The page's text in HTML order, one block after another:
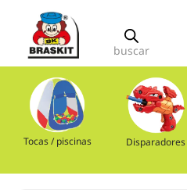
buscar
Tocas / piscinas Disparadores